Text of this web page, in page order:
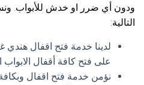
ودون أي ضرر او خدش للأبواب.
التالية:
لدينا خدمة فتح اقفال هندي
على فتح كافة أقفال الابواب
نؤمن خدمة فتح اقفال